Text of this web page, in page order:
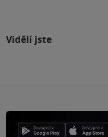
Viděli jste